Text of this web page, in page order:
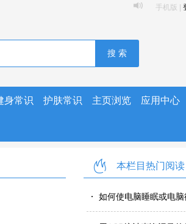
手机版
搜 索
身常识 护肤常识 主页浏览 应用中心
本栏目热门阅读
如何使电脑睡眠或电